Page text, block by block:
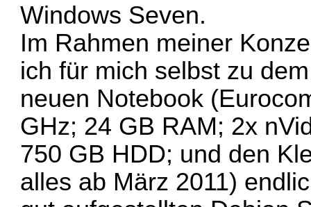
Windows Seven.
Im Rahmen meiner
ich für mich selbst zu
neuen Notebook
GHz; 24 GB RAM; 2x
750 GB HDD; und den
alles ab März 2011)